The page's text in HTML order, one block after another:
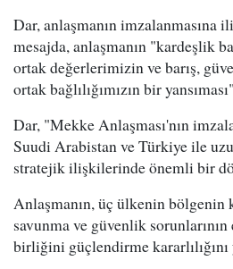
Dar, anlaşmanın imzalanmasına
mesajda, anlaşmanın "kardeşlik
ortak değerlerimizin ve barış,
ortak bağlılığımızın bir
Dar, "Mekke Anlaşması'nın
Suudi Arabistan ve Türkiye ile
stratejik ilişkilerinde önemli bir
Anlaşmanın, üç ülkenin bölgenin
savunma ve güvenlik sorunlarının
birliğini güçlendirme kararlılığını